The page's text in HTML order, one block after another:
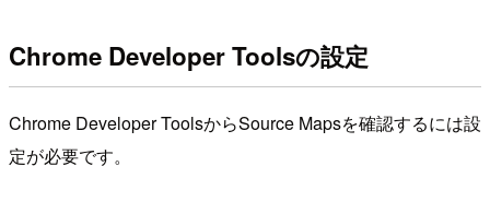
Chrome Developer Toolsの設定
Chrome Developer ToolsからSource Mapsを確認するには設
定が必要です。